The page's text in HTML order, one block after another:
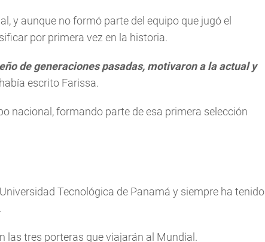
y aunque no formó parte del equipo que jugó el
por primera vez en la historia.
de generaciones pasadas, motivaron a la actual y
había escrito Farissa.
nacional, formando parte de esa primera selección
Tecnológica de Panamá y siempre ha tenido
las tres porteras que viajarán al Mundial.